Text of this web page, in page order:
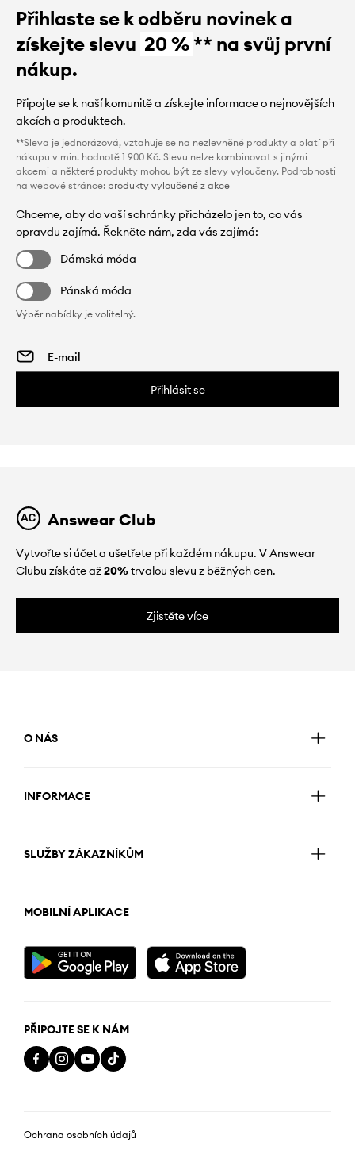
Přihlaste se k odběru novinek a
získejte slevu 20 %** na svůj první
nákup.
Připojte se k naší komunitě a získejte informace o nejnovějších
akcích a produktech.
**Sleva je jednorázová, vztahuje se na nezlevněné produkty a platí při
nákupu v min. hodnotě 1 900 Kč. Slevu nelze kombinovat s jinými
akcemi a některé produkty mohou být ze slevy vyloučeny. Podrobnosti
na webové stránce: produkty vyloučené z akce
Chceme, aby do vaší schránky přicházelo jen to, co vás
opravdu zajímá. Řekněte nám, zda vás zajímá:
Dámská móda
Pánská móda
Výběr nabídky je volitelný.
Přihlásit se
Answear Club
Vytvořte si účet a ušetřete při každém nákupu. V Answear
Clubu získáte až20%trvalou slevu z běžných cen.
Zjistěte více
O NÁS
INFORMACE
SLUŽBY ZÁKAZNÍKŮM
MOBILNÍ APLIKACE
PŘIPOJTE SE K NÁM
Ochrana osobních údajů